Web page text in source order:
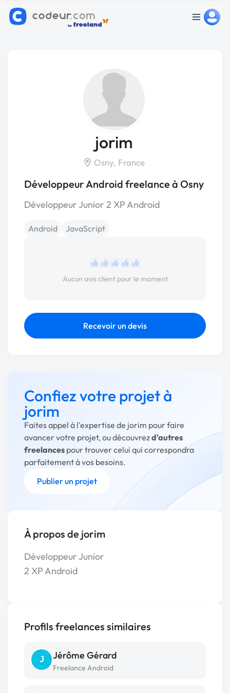
jorim
Osny, France
Développeur Android freelance à Osny
Développeur Junior 2 XP Android
Android JavaScript
Aucun avis client pour le moment
Recevoir un devis
Confiez votre projet à
jorim
Faites appel à l'expertise de jorim pour faire
avancer votre projet, ou découvrezd'autres
freelances pour trouver celui qui correspondra
parfaitement à vos besoins.
Publier un projet
À propos de jorim
Développeur Junior
2 XP Android
Profils freelances similaires
J Jérôme Gérard
Freelance Android